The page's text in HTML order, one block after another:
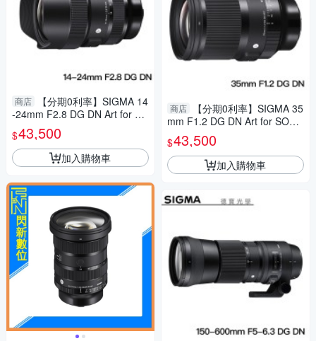
商店
【分期0利率】SIGMA 14
-24mm F2.8 DG DN Art for Pa
nasonic L mount 恆伸總代理公
司貨 超廣角 雲海季
$43,500
加入購物車
商店
【分期0利率】SIGMA 35
mm F1.2 DG DN Art for SONY
E mount 和 L Mount 總代理公
司貨 德寶光學 大光圈 人像
$43,500
加入購物車